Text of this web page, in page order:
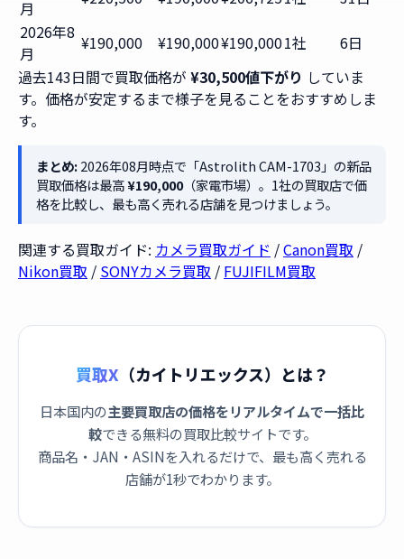
月
2026年8
月
¥190,000 ¥190,000¥190,0001社
6日
過去143日間で買取価格が ¥30,500値下がり していま
す。価格が安定するまで様子を見ることをおすすめしま
す。
まとめ:2026年08月時点で「Astrolith CAM-1703」の新品
買取価格は最高¥190,000（家電市場）。1社の買取店で価
格を比較し、最も高く売れる店舗を見つけましょう。
関連する買取ガイド: カメラ買取ガイド /Canon買取 /
Nikon買取 / SONYカメラ買取 / FUJIFILM買取
買取X （カイトリエックス）とは？
日本国内の主要買取店の価格をリアルタイムで一括比
較できる無料の買取比較サイトです。
商品名・JAN・ASINを入れるだけで、最も高く売れる
店舗が1秒でわかります。